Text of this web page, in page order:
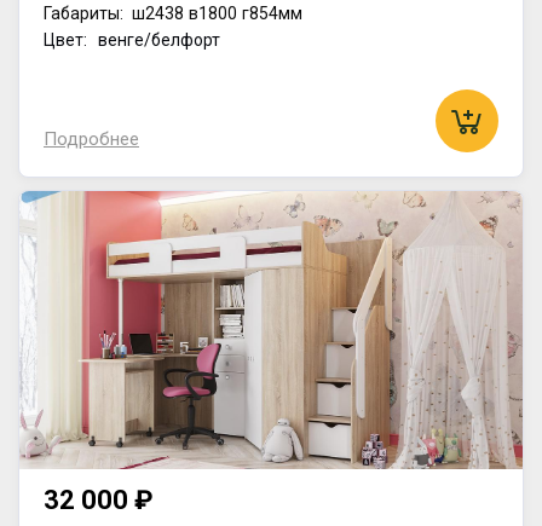
Габариты: ш2438 в1800 г854мм
Цвет: венге/белфорт
Подробнее
32 000 ₽